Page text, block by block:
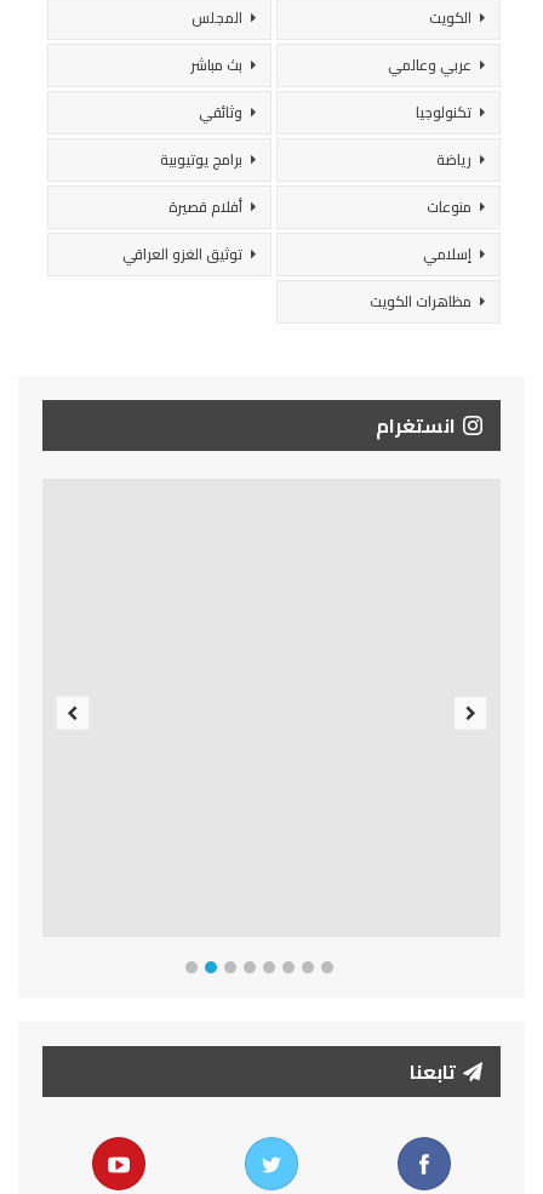
الكويت
المجلس
عربي وعالمي
بث مباشر
تكنولوجيا
وثائقي
رياضة
برامج يوتيوبية
منوعات
أفلام قصيرة
إسلامي
توثيق الغزو العراقي
مظاهرات الكويت
انستغرام
تابعنا